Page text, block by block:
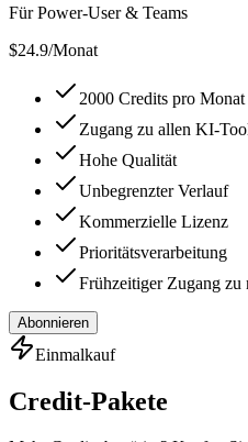
Für Power-User & Teams
$24.9/Monat
2000 Credits pro Monat
Zugang zu allen KI-
Hohe Qualität
Unbegrenzter Verlauf
Kommerzielle Lizenz
Prioritätsverarbeitung
Frühzeitiger Zugang zu
Abonnieren
Einmalkauf
Credit-Pakete